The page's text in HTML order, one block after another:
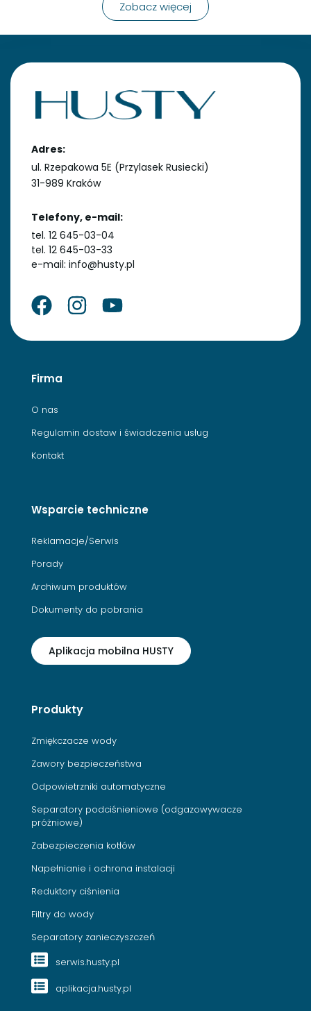
Zobacz więcej
Adres:
ul. Rzepakowa 5E (Przylasek Rusiecki)
31-989 Kraków
Telefony, e-mail:
tel. 12 645-03-04
tel. 12 645-03-33
e-mail: info@husty.pl
Firma
O nas
Regulamin dostaw i świadczenia usług
Kontakt
Wsparcie techniczne
Reklamacje/Serwis
Porady
Archiwum produktów
Dokumenty do pobrania
Aplikacja mobilna HUSTY
Produkty
Zmiękczacze wody
Zawory bezpieczeństwa
Odpowietrzniki automatyczne
Separatory podciśnieniowe (odgazowywacze
próżniowe)
Zabezpieczenia kotłów
Napełnianie i ochrona instalacji
Reduktory ciśnienia
Filtry do wody
Separatory zanieczyszczeń
serwis.husty.pl
aplikacja.husty.pl